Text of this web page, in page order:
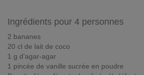
Ingrédients pour 4 personnes
2 bananes
20 cl de lait de coco
1 g d'agar-agar
1 pincée de vanille sucrée en poudre